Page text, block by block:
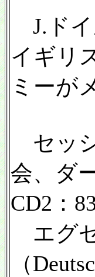
J.ドイ
イギリ
ミーが
セッ
会、ダ
CD2：
エグ
（